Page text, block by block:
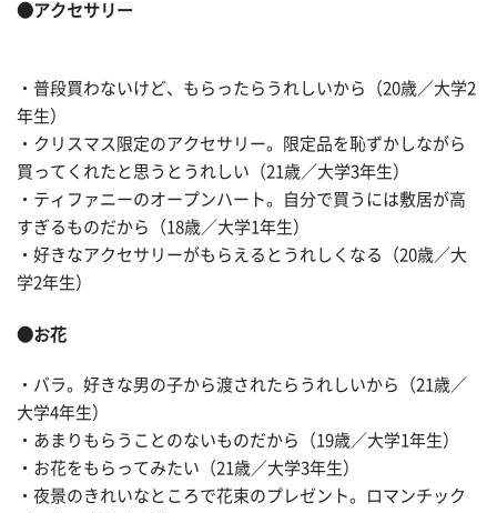
●アクセサリー
・普段買わないけど、もらったらうれしいから（20歳／大学2
年生）
・クリスマス限定のアクセサリー。限定品を恥ずかしながら
買ってくれたと思うとうれしい（21歳／大学3年生）
・ティファニーのオープンハート。自分で買うには敷居が高
すぎるものだから（18歳／大学1年生）
・好きなアクセサリーがもらえるとうれしくなる（20歳／大
学2年生）
●お花
・バラ。好きな男の子から渡されたらうれしいから（21歳／
大学4年生）
・あまりもらうことのないものだから（19歳／大学1年生）
・お花をもらってみたい（21歳／大学3年生）
・夜景のきれいなところで花束のプレゼント。ロマンチック